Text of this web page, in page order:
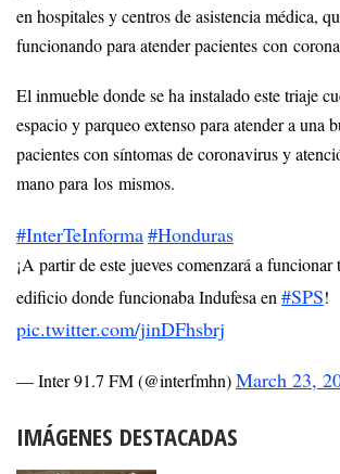
en hospitales y centros de asistencia médica,
funcionando para atender pacientes con
El inmueble donde se ha instalado este triaje
espacio y parqueo extenso para atender a una
pacientes con síntomas de coronavirus y
mano para los mismos.
#InterTeInforma#Honduras
¡A partir de este jueves comenzará a
edificio donde funcionaba Indufesa en#SPS!
pic.twitter.com/jinDFhsbrj
— Inter 91.7 FM (@interfmhn)March 23,
IMÁGENES DESTACADAS